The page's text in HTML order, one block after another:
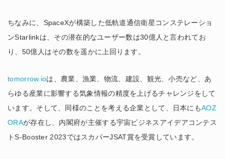
ちなみに、SpaceXが構築した低軌道通信衛星コンステレーショ
ンStarlinkは、その潜在的なユーザー数は30億人と言われてお
り、50億人はその数を遥かに上回ります。
tomorrow.ioは、農業、漁業、物流、建設、観光、小売など、あ
らゆる産業に影響する気象情報の精度を上げるチャレンジをして
います。そして、同様のことを考える企業として、日本にもAOZ
ORAが存在し、内閣府が主催する宇宙ビジネスアイデアコンテス
トS-Booster 2023ではスカパーJSAT賞を受賞しています。